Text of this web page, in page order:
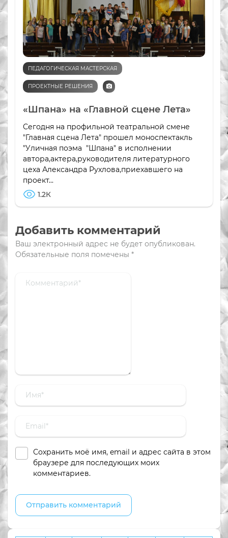
ПЕДАГОГИЧЕСКАЯ МАСТЕРСКАЯ
ПРОЕКТНЫЕ РЕШЕНИЯ
«Шпана» на «Главной сцене Лета»
Сегодня на профильной театральной смене
"Главная сцена Лета" прошел моноспектакль
"Уличная поэма "Шпана" в исполнении
автора,актера,руководителя литературного
цеха Александра Рухлова,приехавшего на
проект...
1.2К
Добавить комментарий
Ваш электронный адрес не будет опубликован.
Обязательные поля помечены *
Сохранить моё имя, email и адрес сайта в этом
браузере для последующих моих
комментариев.